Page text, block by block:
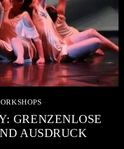
GRENZENLOSE
AUSDRUCK